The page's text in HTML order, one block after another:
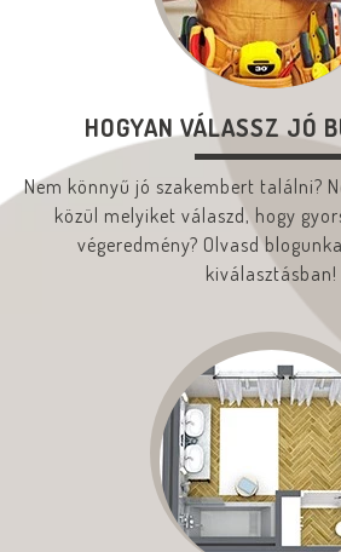
HOGYAN VÁLASSZ JÓ
Nem könnyű jó szakembert találni?
közül melyiket válaszd, hogy
végeredmény? Olvasd
kiválasztásban!